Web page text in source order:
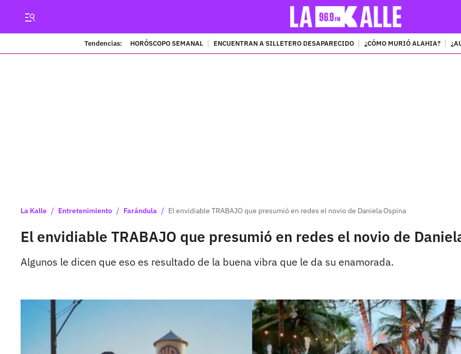
Tendencias: HORÓSCOPO SEMANAL ENCUENTRAN A SILLETERO DESAPARECIDO ¿CÓMO MURIÓ ALAHIA?
La Kalle / Entretenimiento / Farándula / El envidiable TRABAJO que presumió en redes el novio de Daniela Ospina
El envidiable TRABAJO que presumió en redes el novio de
Algunos le dicen que eso es resultado de la buena vibra que le da su enamorada.